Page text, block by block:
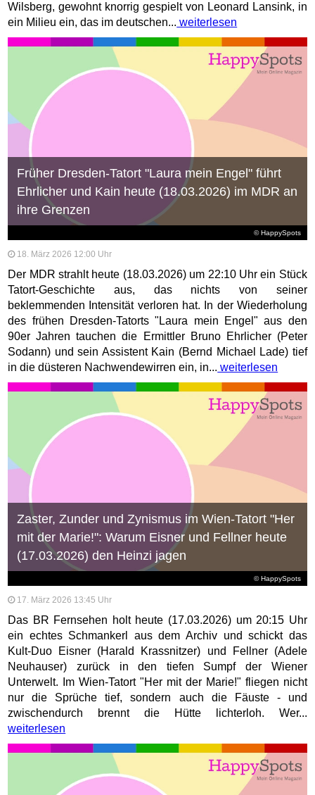
Wilsberg, gewohnt knorrig gespielt von Leonard Lansink, in
ein Milieu ein, das im deutschen... weiterlesen
© HappySpots
Früher Dresden-Tatort "Laura mein Engel" führt
Ehrlicher und Kain heute (18.03.2026) im MDR an
ihre Grenzen
18. März 2026 12:00 Uhr
Der MDR strahlt heute (18.03.2026) um 22:10 Uhr ein Stück
Tatort-Geschichte aus, das nichts von seiner
beklemmenden Intensität verloren hat. In der Wiederholung
des frühen Dresden-Tatorts "Laura mein Engel" aus den
90er Jahren tauchen die Ermittler Bruno Ehrlicher (Peter
Sodann) und sein Assistent Kain (Bernd Michael Lade) tief
in die düsteren Nachwendewirren ein, in... weiterlesen
© HappySpots
Zaster, Zunder und Zynismus im Wien-Tatort "Her
mit der Marie!": Warum Eisner und Fellner heute
(17.03.2026) den Heinzi jagen
17. März 2026 13:45 Uhr
Das BR Fernsehen holt heute (17.03.2026) um 20:15 Uhr
ein echtes Schmankerl aus dem Archiv und schickt das
Kult-Duo Eisner (Harald Krassnitzer) und Fellner (Adele
Neuhauser) zurück in den tiefen Sumpf der Wiener
Unterwelt. Im Wien-Tatort "Her mit der Marie!" fliegen nicht
nur die Sprüche tief, sondern auch die Fäuste - und
zwischendurch brennt die Hütte lichterloh. Wer...
weiterlesen